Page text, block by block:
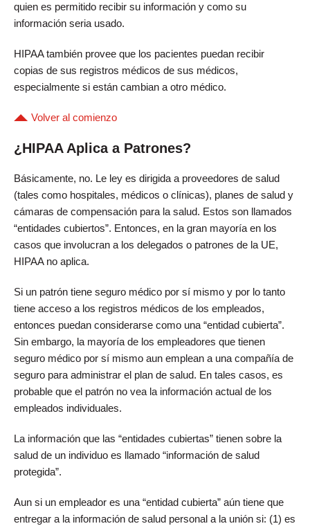
quien es permitido recibir su información y como su
información seria usado.
HIPAA también provee que los pacientes puedan recibir
copias de sus registros médicos de sus médicos,
especialmente si están cambian a otro médico.
Volver al comienzo
¿HIPAA Aplica a Patrones?
Básicamente, no. Le ley es dirigida a proveedores de salud
(tales como hospitales, médicos o clínicas), planes de salud y
cámaras de compensación para la salud. Estos son llamados
“entidades cubiertos”. Entonces, en la gran mayoría en los
casos que involucran a los delegados o patrones de la UE,
HIPAA no aplica.
Si un patrón tiene seguro médico por sí mismo y por lo tanto
tiene acceso a los registros médicos de los empleados,
entonces puedan considerarse como una “entidad cubierta”.
Sin embargo, la mayoría de los empleadores que tienen
seguro médico por sí mismo aun emplean a una compañía de
seguro para administrar el plan de salud. En tales casos, es
probable que el patrón no vea la información actual de los
empleados individuales.
La información que las “entidades cubiertas” tienen sobre la
salud de un individuo es llamado “información de salud
protegida”.
Aun si un empleador es una “entidad cubierta” aún tiene que
entregar a la información de salud personal a la unión si: (1) es